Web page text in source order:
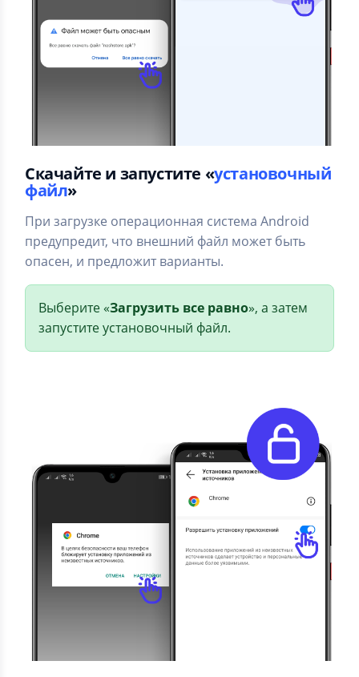
Скачайте и запустите «установочный
файл»
При загрузке операционная система Android
предупредит, что внешний файл может быть
опасен, и предложит варианты.
Выберите «Загрузить все равно», а затем
запустите установочный файл.